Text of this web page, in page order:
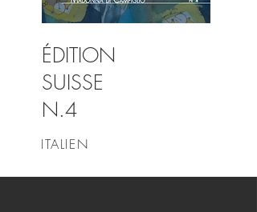
ÉDITION
SUISSE
N.4
ITALIEN